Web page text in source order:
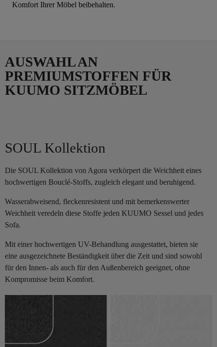
Komfort Ihrer Möbel beibehalten.
AUSWAHL AN
PREMIUMSTOFFEN FÜR
KUUMO SITZMÖBEL
SOUL Kollektion
Die SOUL Kollektion von Agora verkörpert die Weichheit eines
hochwertigen Bouclé-Stoffs, zugleich elegant und beruhigend.
Wasserabweisend, fleckenresistent und mit bemerkenswerter
Weichheit veredeln diese Stoffe jeden KUUMO Sessel und jedes
Sofa.
Mit einer hochwertigen UV-Behandlung ausgestattet, bieten sie
eine ausgezeichnete Beständigkeit über die Zeit und sind sowohl
für den Innen- als auch für den Außenbereich geeignet, ohne
Kompromisse beim Komfort.